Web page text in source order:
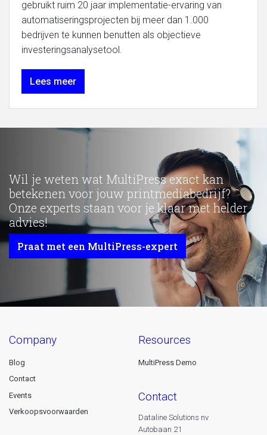
gebruikt ruim 20 jaar implementatie-ervaring van
automatiseringsprojecten bij meer dan 1.000
bedrijven te kunnen benutten als objectieve
investeringsanalysetool.
Lees meer
Wil je weten wat MultiPress exact kan
betekenen voor jouw printmediabedrijf?
Onze experts staan voor je klaar met helder
advies!
Praat met een MultiPress-expert
company
Blog
Contact
Events
Verkoopsvoorwaarden
resources
MultiPress Demo
contact
Dataline Solutions nv
Autobaan 21